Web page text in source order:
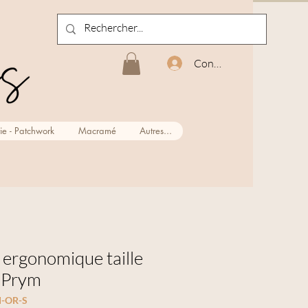
Connexion
- Patchwork Macramé Autres...
taille
OR-S